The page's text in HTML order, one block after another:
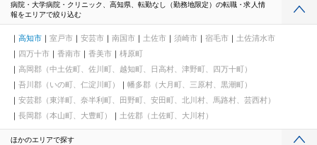
病院・大学病院・クリニック、高知県、転勤なし（勤務地限定）の転職・求人情
報をエリアで絞り込む
高知市 室戸市 安芸市 南国市 土佐市 須崎市 宿毛市
土佐清水市
四万十市
香南市 香美市
梼原町
高岡郡（中土佐町、佐川町、越知町、日高村、津野町、四万十町）
吾川郡（いの町、仁淀川町）
幡多郡（大月町、三原村、黒潮町）
安芸郡（東洋町、奈半利町、田野町、安田町、北川村、馬路村、芸西村）
長岡郡（本山町、大豊町）
土佐郡（土佐町、大川村）
ほかのエリアで探す